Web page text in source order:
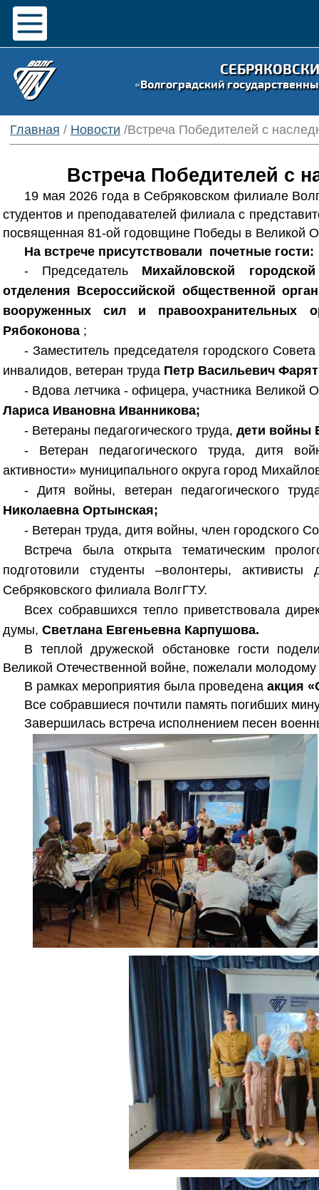
«Волгоградский
Главная / Новости /Встреча Победителей с
Встреча Победителей с
19 мая 2026 года в Себряковском филиале
студентов и преподавателей филиала с
посвященная 81-ой годовщине Победы в Великой
На встрече присутствовали почетные гости:
- Председатель Михайловской
отделения Всероссийской общественной
вооруженных сил и правоохранительных
Рябоконова ;
- Заместитель председателя городского
инвалидов, ветеран труда Петр Васильевич
- Вдова летчика - офицера, участника Великой
Лариса Ивановна Иванникова;
- Ветераны педагогического труда, дети войны
- Ветеран педагогического труда, дитя
активности» муниципального округа город
- Дитя войны, ветеран педагогического
Николаевна Ортынская;
- Ветеран труда, дитя войны, член городского
Встреча была открыта тематическим
подготовили студенты –волонтеры, активисты
Себряковского филиала ВолгГТУ.
Всех собравшихся тепло приветствовала
думы, Светлана Евгеньевна Карпушова.
В теплой дружеской обстановке гости
Великой Отечественной войне, пожелали
В рамках мероприятия была проведена акция
Все собравшиеся почтили память погибших
Завершилась встреча исполнением песен